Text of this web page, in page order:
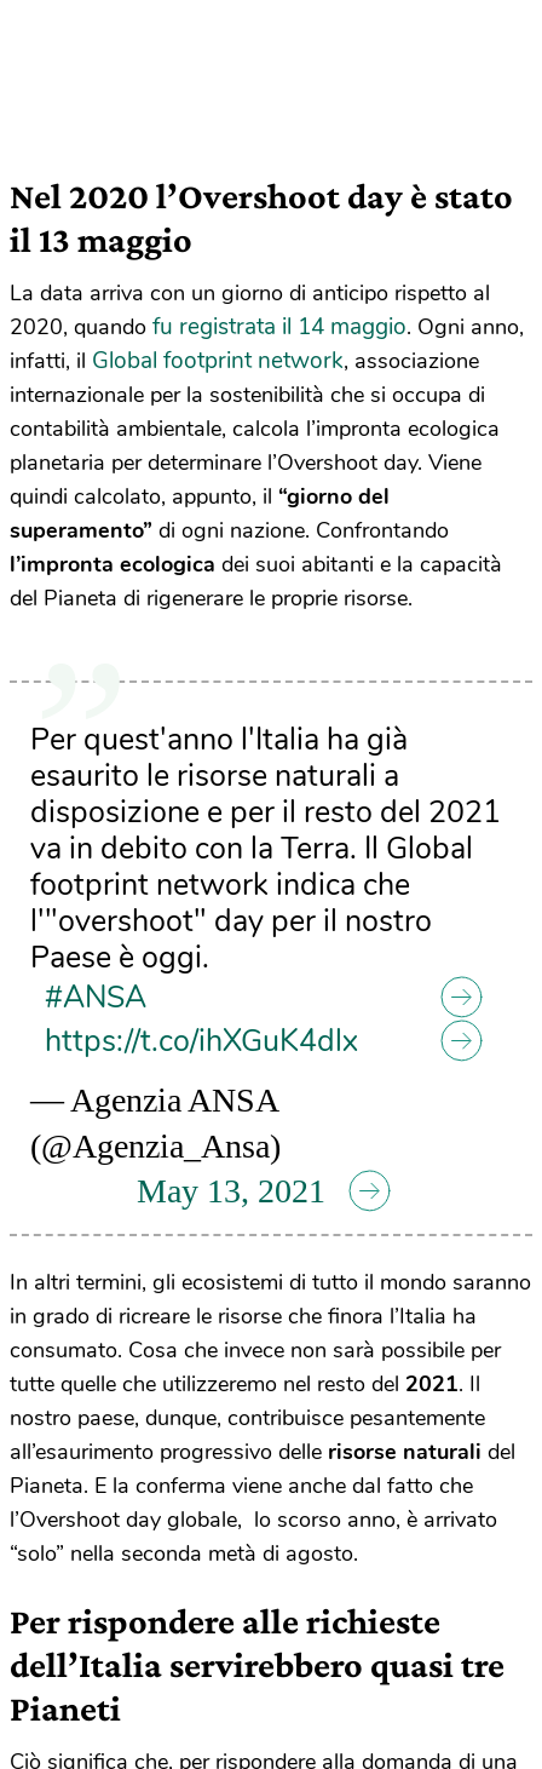
Nel 2020 l’Overshoot day è stato
il 13 maggio
La data arriva con un giorno di anticipo rispetto al
2020, quando fu registrata il 14 maggio. Ogni anno,
infatti, il Global footprint network, associazione
internazionale per la sostenibilità che si occupa di
contabilità ambientale, calcola l’impronta ecologica
planetaria per determinare l’Overshoot day. Viene
quindi calcolato, appunto, il “giorno del
superamento” di ogni nazione. Confrontando
l’impronta ecologica dei suoi abitanti e la capacità
del Pianeta di rigenerare le proprie risorse.
Per quest'anno l'Italia ha già
esaurito le risorse naturali a
disposizione e per il resto del 2021
va in debito con la Terra. Il Global
footprint network indica che
l'"overshoot" day per il nostro
Paese è oggi.
#ANSA
https://t.co/ihXGuK4dlx
— Agenzia ANSA
(@Agenzia_Ansa)
May 13, 2021
In altri termini, gli ecosistemi di tutto il mondo saranno
in grado di ricreare le risorse che finora l’Italia ha
consumato. Cosa che invece non sarà possibile per
tutte quelle che utilizzeremo nel resto del 2021. Il
nostro paese, dunque, contribuisce pesantemente
all’esaurimento progressivo delle risorse naturali del
Pianeta. E la conferma viene anche dal fatto che
l’Overshoot day globale, lo scorso anno, è arrivato
“solo” nella seconda metà di agosto.
Per rispondere alle richieste
dell’Italia servirebbero quasi tre
Pianeti
Ciò significa che, per rispondere alla domanda di una